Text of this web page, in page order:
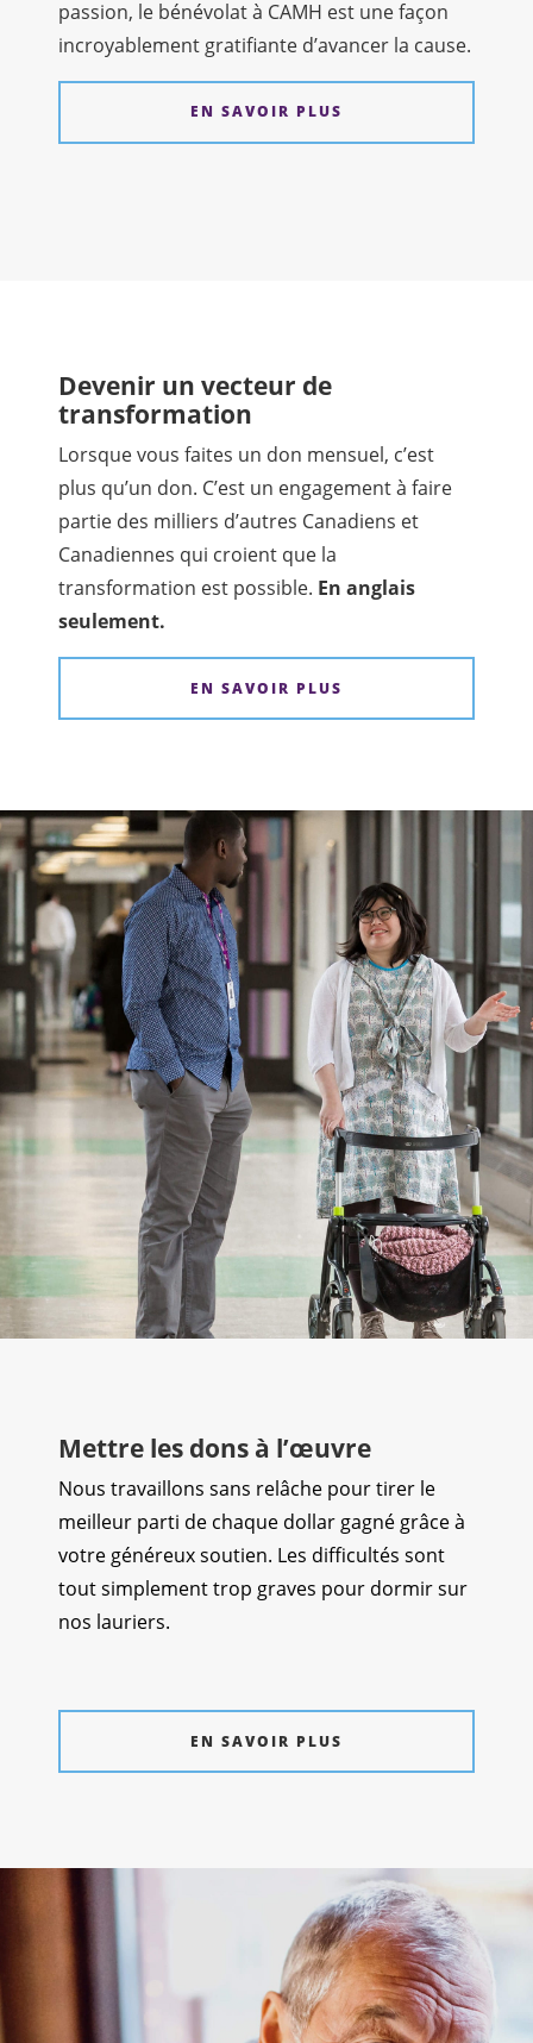
passion, le bénévolat à CAMH est une façon
incroyablement gratifiante d’avancer la cause.
EN SAVOIR PLUS
Devenir un vecteur de
transformation
Lorsque vous faites un don mensuel, c’est
plus qu’un don. C’est un engagement à faire
partie des milliers d’autres Canadiens et
Canadiennes qui croient que la
transformation est possible. En anglais
seulement.
EN SAVOIR PLUS
Mettre les dons à l’œuvre
Nous travaillons sans relâche pour tirer le
meilleur parti de chaque dollar gagné grâce à
votre généreux soutien. Les difficultés sont
tout simplement trop graves pour dormir sur
nos lauriers.
EN SAVOIR PLUS